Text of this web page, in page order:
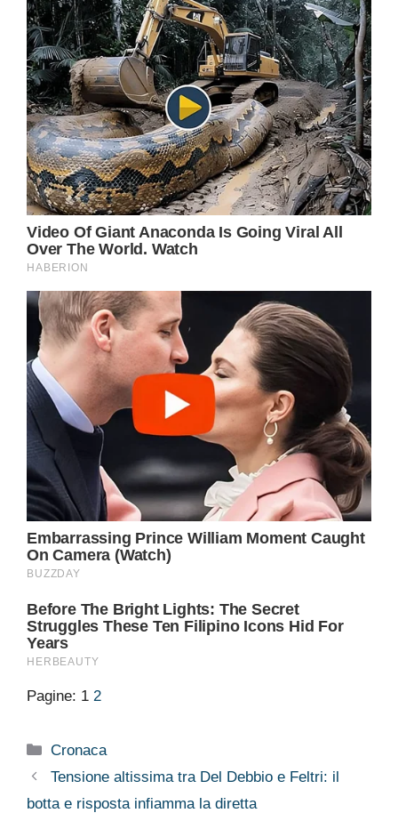
Pagine: 1 2
Categorie
Cronaca
Tensione altissima tra Del Debbio e Feltri: il
botta e risposta infiamma la diretta